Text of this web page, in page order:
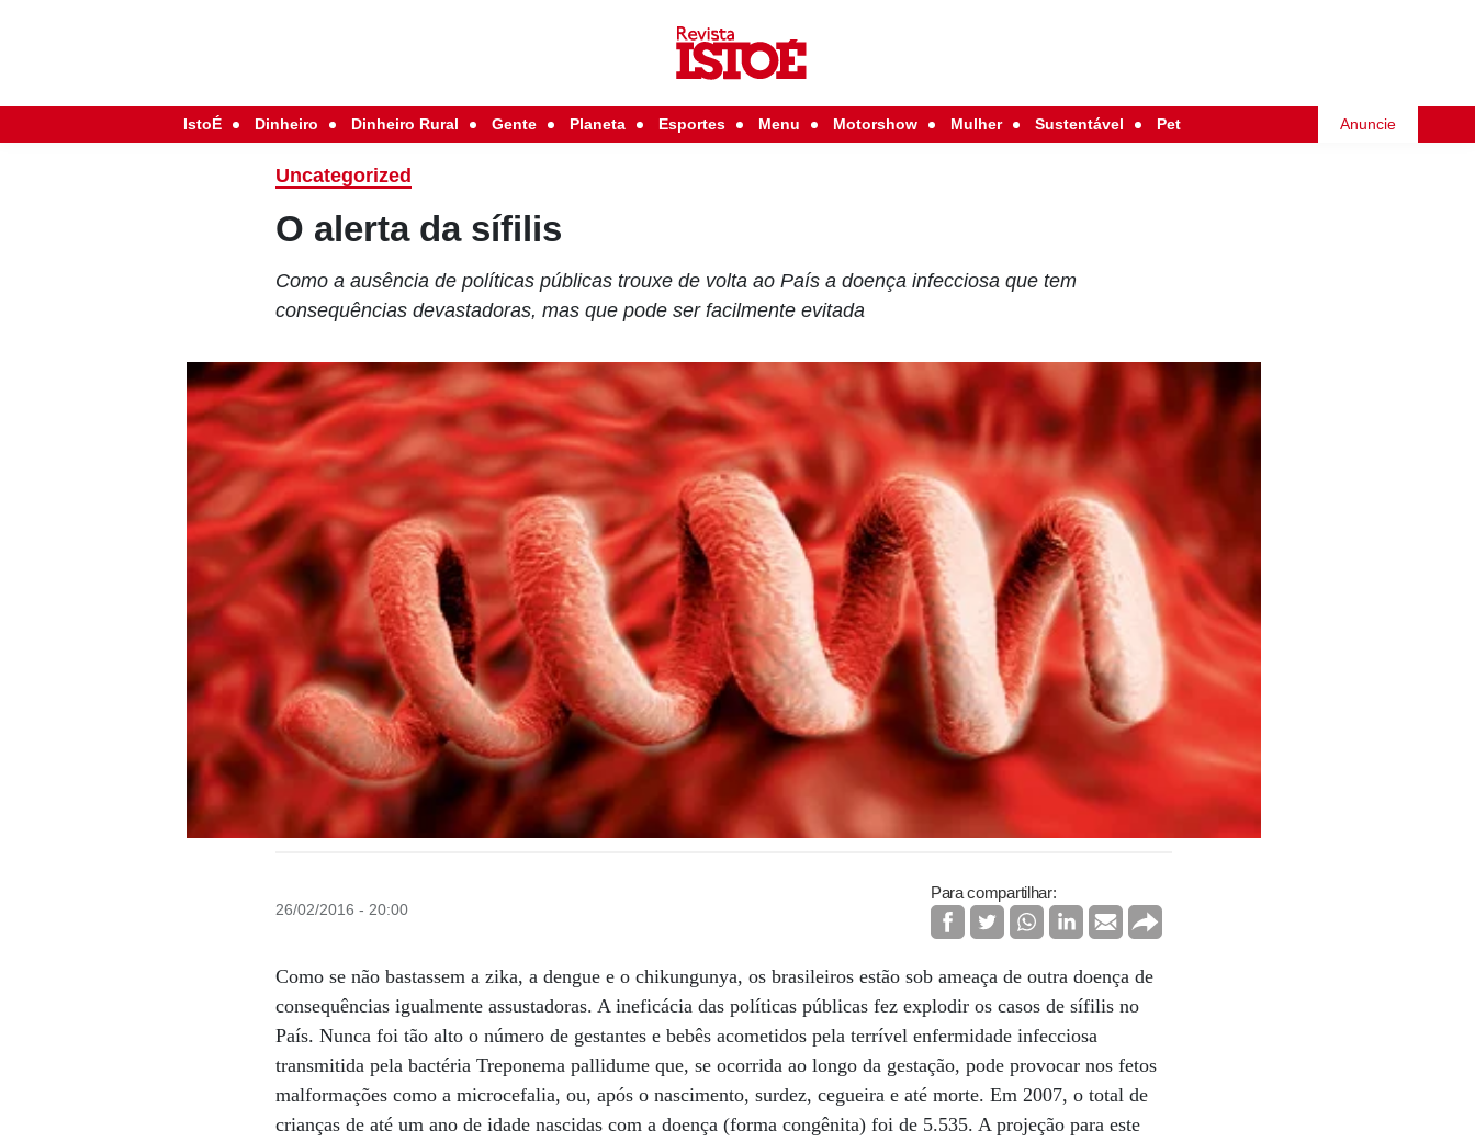
IstoÉ Dinheiro Dinheiro Rural Gente Planeta Esportes Menu Motorshow Mulher Sustentável Pet Anuncie
Uncategorized
O alerta da sífilis
Como a ausência de políticas públicas trouxe de volta ao País a doença infecciosa que tem
consequências devastadoras, mas que pode ser facilmente evitada
26/02/2016 - 20:00
Para compartilhar:
Como se não bastassem a zika, a dengue e o chikungunya, os brasileiros estão sob ameaça de outra doença de
consequências igualmente assustadoras. A ineficácia das políticas públicas fez explodir os casos de sífilis no
País. Nunca foi tão alto o número de gestantes e bebês acometidos pela terrível enfermidade infecciosa
transmitida pela bactéria Treponema pallidume que, se ocorrida ao longo da gestação, pode provocar nos fetos
malformações como a microcefalia, ou, após o nascimento, surdez, cegueira e até morte. Em 2007, o total de
crianças de até um ano de idade nascidas com a doença (forma congênita) foi de 5.535. A projeção para este